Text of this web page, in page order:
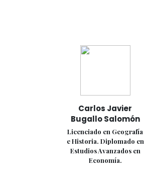
Carlos Javier
Bugallo Salomón
Licenciado en Geografía
e Historia. Diplomado en
Estudios Avanzados en
Economía.